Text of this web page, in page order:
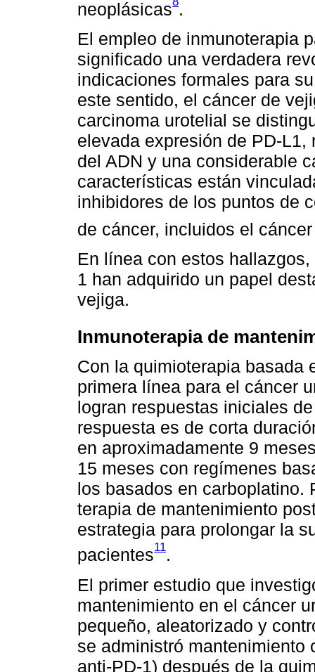
neoplásicas .
El empleo de inmunoterapia
significado una verdadera
indicaciones formales para
este sentido, el cáncer de
carcinoma urotelial se
elevada expresión de PD-
del ADN y una considerable
características están
inhibidores de los puntos de
de cáncer, incluidos el
En línea con estos
1 han adquirido un papel
vejiga.
Inmunoterapia de
Con la quimioterapia basada
primera línea para el cáncer
logran respuestas iniciales
respuesta es de corta
en aproximadamente 9
15 meses con regímenes
los basados en carboplatino.
terapia de mantenimiento
estrategia para prolongar la
pacientes11.
El primer estudio que
mantenimiento en el cáncer
pequeño, aleatorizado y
se administró mantenimiento
anti-PD-1) después de la